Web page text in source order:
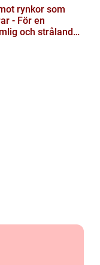
rynkor som
- För en
och strålande